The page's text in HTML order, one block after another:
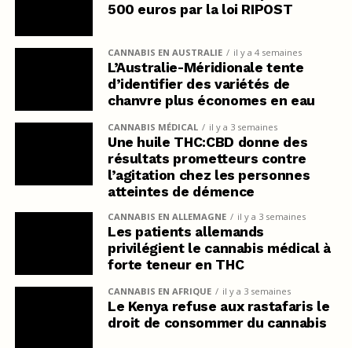
500 euros par la loi RIPOST
CANNABIS EN AUSTRALIE il y a 4 semaines
L’Australie-Méridionale tente
d’identifier des variétés de
chanvre plus économes en eau
CANNABIS MÉDICAL il y a 3 semaines
Une huile THC:CBD donne des
résultats prometteurs contre
l’agitation chez les personnes
atteintes de démence
CANNABIS EN ALLEMAGNE il y a 3 semaines
Les patients allemands
privilégient le cannabis médical à
forte teneur en THC
CANNABIS EN AFRIQUE il y a 3 semaines
Le Kenya refuse aux rastafaris le
droit de consommer du cannabis